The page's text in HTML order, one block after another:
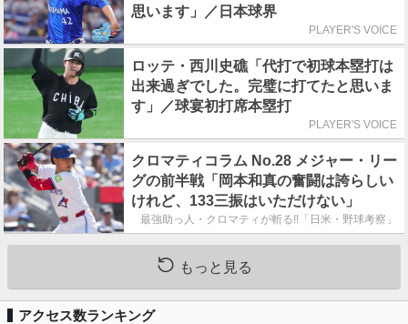
思います」／日本球界
PLAYER'S VOICE
ロッテ・西川史礁「代打で初球本塁打は
出来過ぎでした。完璧に打てたと思いま
す」／球宴初打席本塁打
PLAYER'S VOICE
クロマティコラム No.28 メジャー・リー
グの前半戦「岡本和真の奮闘は誇らしい
けれど、133三振はいただけない」
最強助っ人・クロマティが斬る!!「日米・野球考察」
もっと見る
アクセス数ランキング